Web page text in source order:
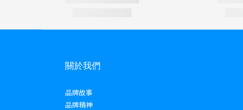
關於我們
品牌故事
品牌精神